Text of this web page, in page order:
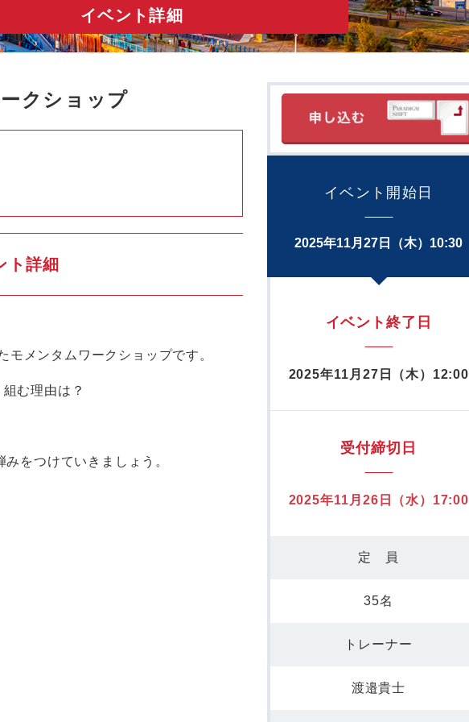
イベント詳細
クショップ
ト詳細
メンタムワークショップです。
む理由は？
をつけていきましょう。
イベント開始日
2025年11月27日（木）10:30
イベント終了日
2025年11月27日（木）12:00
受付締切日
2025年11月26日（水）17:00
定 員
35名
トレーナー
渡邉貴士